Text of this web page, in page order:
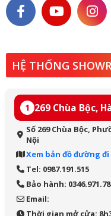
HỆ THỐNG
1 269 Chùa Bộc,
Số 269 Chùa Bộc,
Nội
Xem bản đồ đường đi
Tel: 0987.191.515
Bảo hành:
Email:
Thời gian mở cửa: